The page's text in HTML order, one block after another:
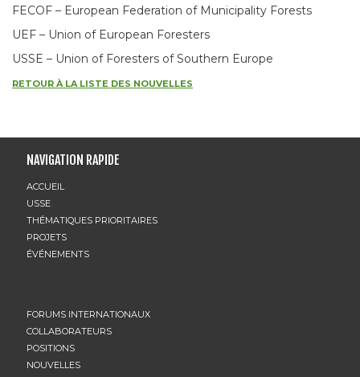
FECOF – European Federation of Municipality Forests
UEF – Union of European Foresters
USSE – Union of Foresters of Southern Europe
RETOUR À LA LISTE DES NOUVELLES
NAVIGATION RAPIDE
ACCUEIL
USSE
THÉMATIQUES PRIORITAIRES
PROJETS
ÉVÉNEMENTS
FORUMS INTERNATIONAUX
COLLABORATEURS
POSITIONS
NOUVELLES